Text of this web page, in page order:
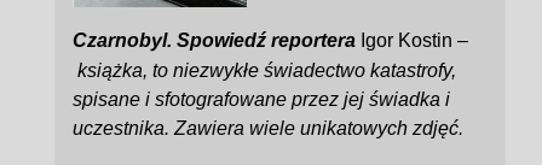
Czarnobyl. Spowiedź reportera Igor Kostin –
książka, to niezwykłe świadectwo katastrofy,
spisane i sfotografowane przez jej świadka i
uczestnika. Zawiera wiele unikatowych zdjęć.